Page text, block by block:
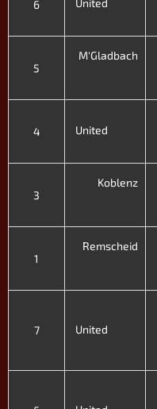
6 United
5
M'Gladbach
4 United
3
Koblenz
1
Remscheid
7 United